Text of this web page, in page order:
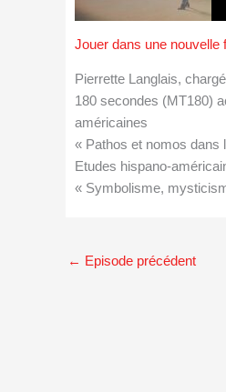
Jouer dans une nouvelle
Pierrette Langlais,
180 secondes (MT180)
américaines
« Pathos et nomos dans
Etudes hispano-
« Symbolisme,
← Episode précédent